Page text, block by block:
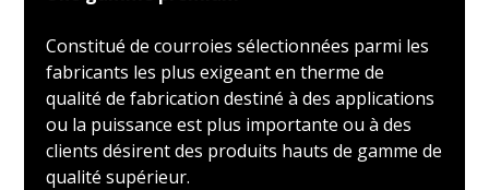
Constitué de courroies sélectionnées parmi les
fabricants les plus exigeant en therme de
qualité de fabrication destiné à des applications
ou la puissance est plus importante ou à des
clients désirent des produits hauts de gamme de
qualité supérieur.